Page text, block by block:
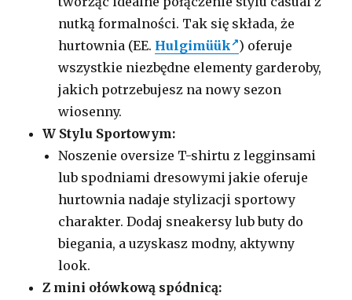
nutką formalności. Tak się składa, że
hurtownia (EE. Hulgimüük ) oferuje
wszystkie niezbędne elementy garderoby,
jakich potrzebujesz na nowy sezon
wiosenny.
W Stylu Sportowym:
Noszenie oversize T-shirtu z legginsami
lub spodniami dresowymi jakie oferuje
hurtownia nadaje stylizacji sportowy
charakter. Dodaj sneakersy lub buty do
biegania, a uzyskasz modny, aktywny
look.
Z mini ołówkową spódnicą: